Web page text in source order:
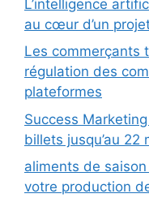
L’intelligence
au cœur d’un
Les commerçants
régulation des
plateformes
Success
billets jusqu’au 22
aliments de
votre production